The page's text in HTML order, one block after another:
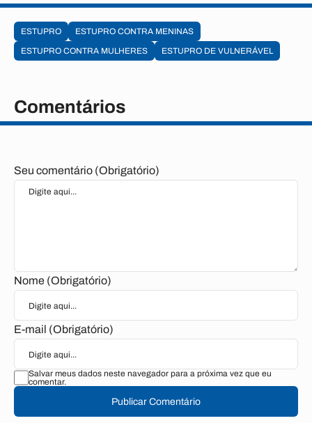
ESTUPRO
ESTUPRO CONTRA MENINAS
ESTUPRO CONTRA MULHERES
ESTUPRO DE VULNERÁVEL
Comentários
Seu comentário (Obrigatório)
Nome (Obrigatório)
E-mail (Obrigatório)
Salvar meus dados neste navegador para a próxima vez que eu
comentar.
Publicar Comentário